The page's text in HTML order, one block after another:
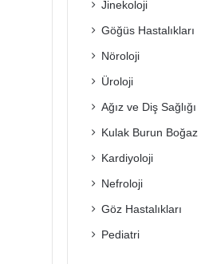
Jinekoloji
Göğüs Hastalıkları
Nöroloji
Üroloji
Ağız ve Diş Sağlığı
Kulak Burun Boğaz
Kardiyoloji
Nefroloji
Göz Hastalıkları
Pediatri